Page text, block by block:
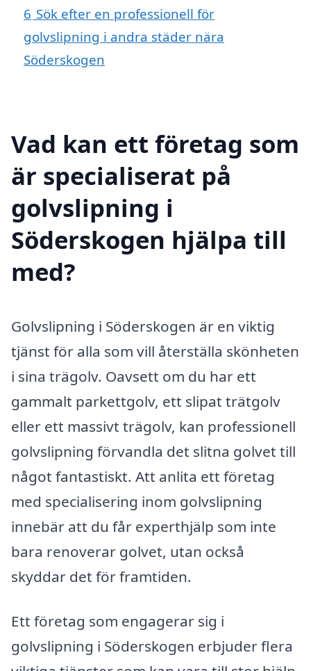
6 Sök efter en professionell för
golvslipning i andra städer nära
Söderskogen
Vad kan ett företag som
är specialiserat på
golvslipning i
Söderskogen hjälpa till
med?
Golvslipning i Söderskogen är en viktig
tjänst för alla som vill återställa skönheten
i sina trägolv. Oavsett om du har ett
gammalt parkettgolv, ett slipat trätgolv
eller ett massivt trägolv, kan professionell
golvslipning förvandla det slitna golvet till
något fantastiskt. Att anlita ett företag
med specialisering inom golvslipning
innebär att du får experthjälp som inte
bara renoverar golvet, utan också
skyddar det för framtiden.
Ett företag som engagerar sig i
golvslipning i Söderskogen erbjuder flera